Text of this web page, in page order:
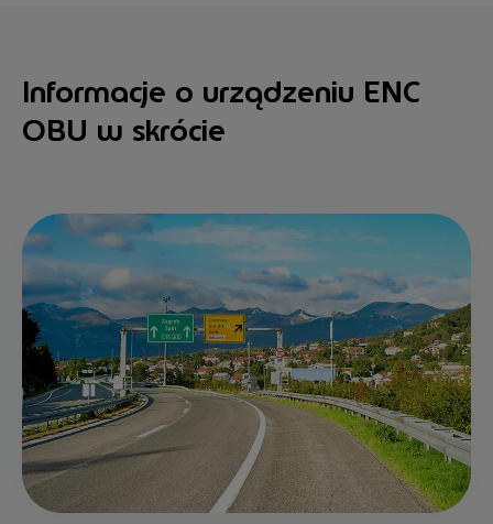
Informacje o urządzeniu ENC
OBU w skrócie